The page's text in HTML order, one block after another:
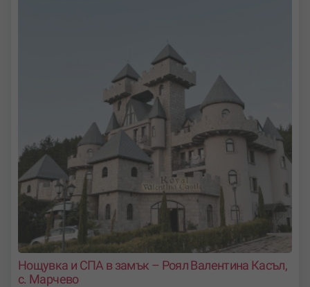
Нощувка и СПА в замък – Роял Валентина Касъл,
с. Марчево